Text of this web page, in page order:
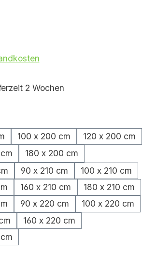
2 Wochen
100 x 200 cm
120 x 200 cm
180 x 200 cm
90 x 210 cm
100 x 210 cm
160 x 210 cm
180 x 210 cm
90 x 220 cm
100 x 220 cm
160 x 220 cm